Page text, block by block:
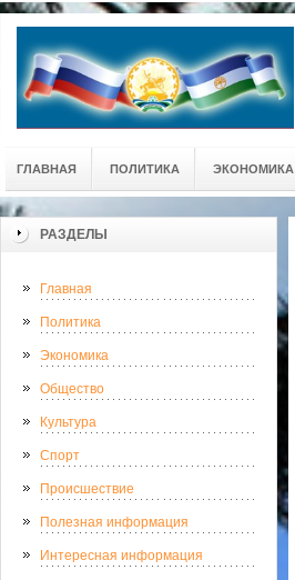
ГЛАВНАЯ ПОЛИТИКА ЭКОНОМИКА
РАЗДЕЛЫ
Главная
Политика
Экономика
Общество
Культура
Спорт
Происшествие
Полезная информация
Интересная информация